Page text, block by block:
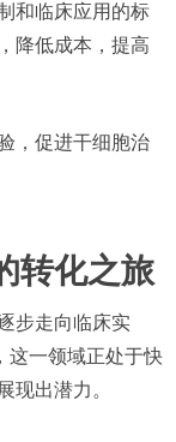
和临床应用的标
降低成本，提高
，促进干细胞治
转化之旅
步走向临床实
这一领域正处于快
现出潜力。